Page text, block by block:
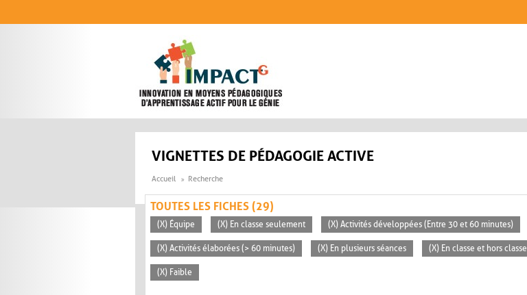
VIGNETTES DE PÉDAGOGIE ACTIVE
Accueil Recherche
TOUTES LES FICHES (29)
(X) Équipe (X) En classe seulement (X) Activités développées (Entre 30 et 60 minutes)
(X) Activités élaborées (> 60 minutes) (X) En plusieurs séances (X) En classe et hors classe
(X) Faible